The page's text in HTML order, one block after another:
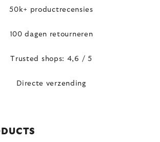
50k+ productrecensies
100 dagen retourneren
Trusted shops: 4,6 / 5
Directe verzending